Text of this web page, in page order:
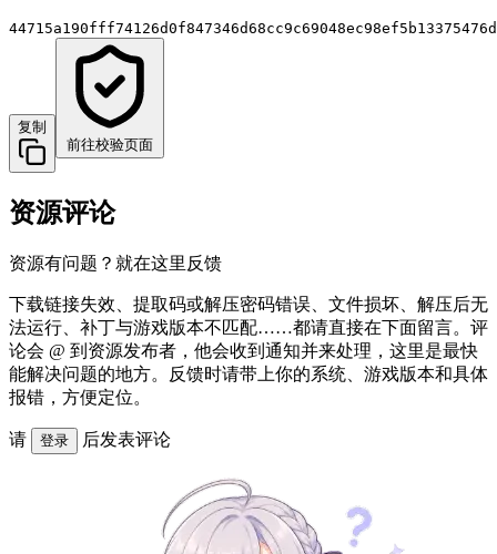
复制
前往校验页面
资源评论
资源有问题？就在这里反馈
下载链接失效、提取码或解压密码错误、文件损坏、解压后无
法运行、补丁与游戏版本不匹配……都请直接在下面留言。评
论会 @ 到资源发布者，他会收到通知并来处理，这里是最快
能解决问题的地方。反馈时请带上你的系统、游戏版本和具体
报错，方便定位。
请 登录 后发表评论